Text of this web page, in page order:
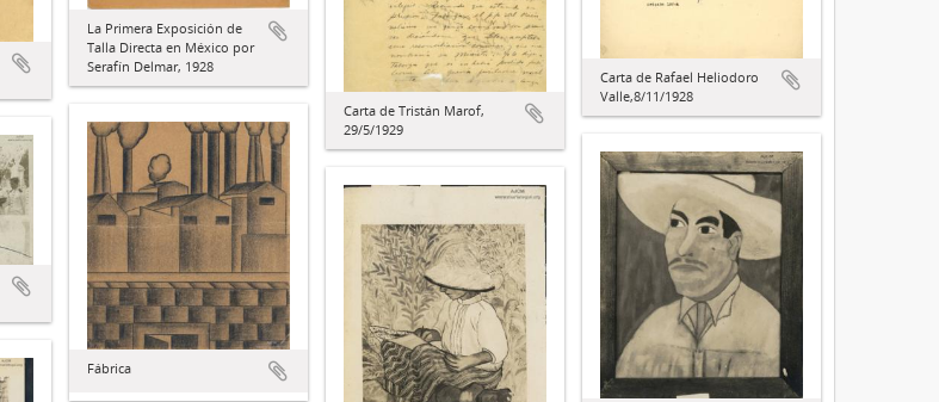
La Primera Exposición de
Talla Directa en México por
Serafín Delmar, 1928
Carta de Rafael Heliodoro
Valle,8/11/1928
Carta de Tristán Marof,
29/5/1929
Fábrica